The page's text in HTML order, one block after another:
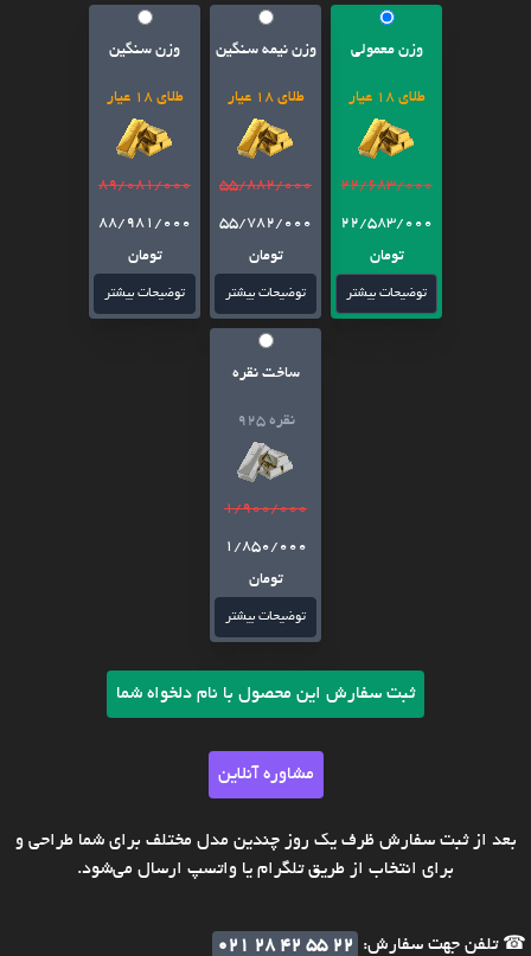
وزن معمولی
طلای 18 عیار
22/683/000
22/583/000
تومان
توضیحات بیشتر
وزن نیمه سنگین
طلای 18 عیار
55/882/000
55/782/000
تومان
توضیحات بیشتر
وزن سنگین
طلای 18 عیار
89/081/000
88/981/000
تومان
توضیحات بیشتر
ساخت نقره
نقره 925
1/900/000
1/850/000
تومان
توضیحات بیشتر
ثبت سفارش این محصول با نام دلخواه شما
مشاوره آنلاین
بعد از ثبت سفارش ظرف یک روز چندین مدل مختلف برای شما طراحی و
برای انتخاب از طریق تلگرام یا واتسپ ارسال می‌شود.
☎ تلفن جهت سفارش:
021 28 42 55 22